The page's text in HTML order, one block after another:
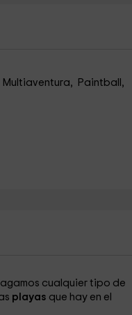
Paintball,
cualquier tipo de
playas que hay en el